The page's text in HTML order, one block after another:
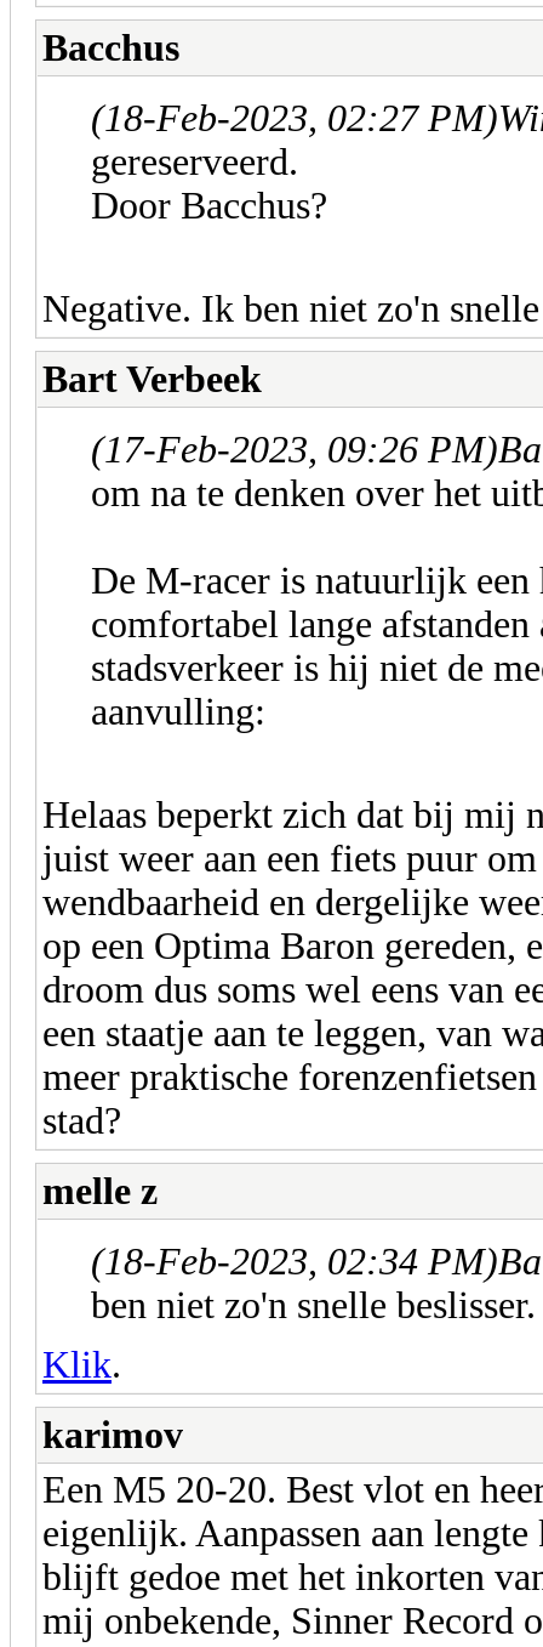
Bacchus
(18-Feb-2023, 02:27 PM)
gereserveerd.
Door Bacchus?
Negative. Ik ben niet zo'n
Bart Verbeek
(17-Feb-2023, 09:26 PM)
om na te denken over het
De M-racer is natuurlijk
comfortabel lange
stadsverkeer is hij niet de
aanvulling:
Helaas beperkt zich dat bij mij
juist weer aan een fiets puur
wendbaarheid en dergelijke
op een Optima Baron gereden,
droom dus soms wel eens van
een staatje aan te leggen, van
meer praktische
stad?
melle z
(18-Feb-2023, 02:34 PM)
ben niet zo'n snelle
Klik.
karimov
Een M5 20-20. Best vlot en
eigenlijk. Aanpassen aan
blijft gedoe met het inkorten
mij onbekende, Sinner Record